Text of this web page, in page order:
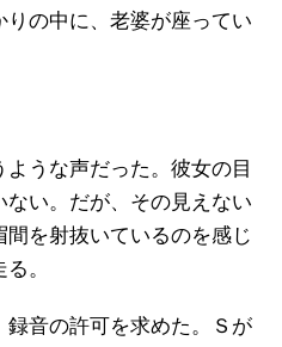
りの中に、老婆が座ってい
うな声だった。彼女の目
い。だが、その見えない
を射抜いているのを感じ
。
音の許可を求めた。Ｓが